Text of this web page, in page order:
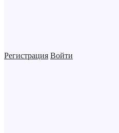
Регистрация Войти